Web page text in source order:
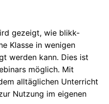
gezeigt, wie blikk-
Klasse in wenigen
werden kann. Dies ist
möglich. Mit
alltäglichen Unterricht
Nutzung im eigenen